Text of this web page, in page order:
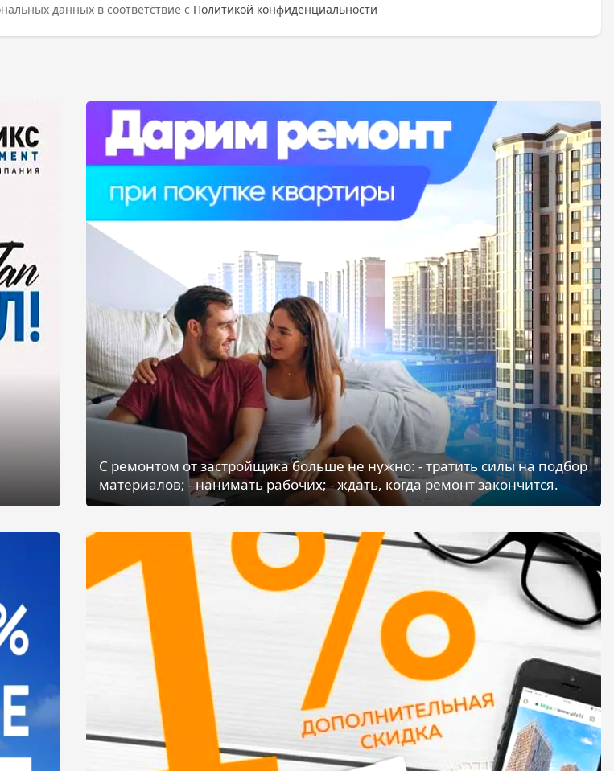
данных в соответствие с Политикой конфиденциальности
С ремонтом от застройщика больше не нужно: - тратить силы на подбор
материалов; - нанимать рабочих; - ждать, когда ремонт закончится.